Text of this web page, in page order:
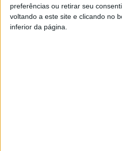
preferências ou retirar seu
voltando a este site e clicando no
inferior da página.
A autarquia conta que, além
ainda 500 entradas no Centro